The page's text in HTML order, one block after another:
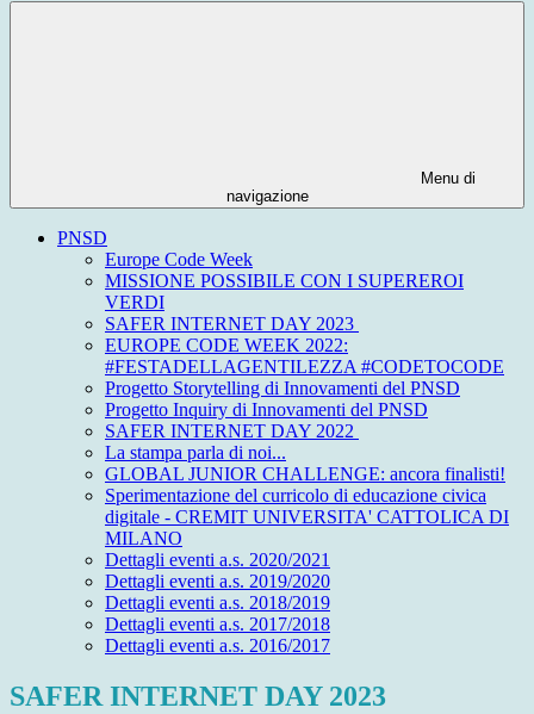
Menu di
navigazione
PNSD
Europe Code Week
MISSIONE POSSIBILE CON I SUPEREROI
VERDI
SAFER INTERNET DAY 2023
EUROPE CODE WEEK 2022:
#FESTADELLAGENTILEZZA #CODETOCODE
Progetto Storytelling di Innovamenti del PNSD
Progetto Inquiry di Innovamenti del PNSD
SAFER INTERNET DAY 2022
La stampa parla di noi...
GLOBAL JUNIOR CHALLENGE: ancora finalisti!
Sperimentazione del curricolo di educazione civica
digitale - CREMIT UNIVERSITA' CATTOLICA DI
MILANO
Dettagli eventi a.s. 2020/2021
Dettagli eventi a.s. 2019/2020
Dettagli eventi a.s. 2018/2019
Dettagli eventi a.s. 2017/2018
Dettagli eventi a.s. 2016/2017
SAFER INTERNET DAY 2023